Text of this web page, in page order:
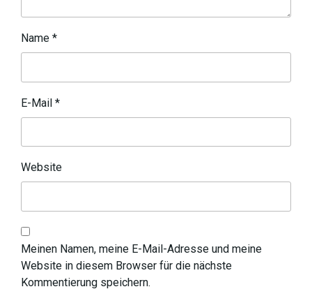
Name *
E-Mail *
Website
Meinen Namen, meine E-Mail-Adresse und meine
Website in diesem Browser für die nächste
Kommentierung speichern.